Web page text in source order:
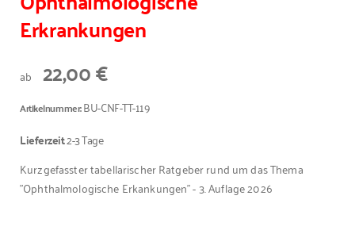
Erkrankungen
ab 22,00 €
Artikelnummer BU-CNF-TT-119
Lieferzeit2-3 Tage
Kurzgefasster tabellarischer Ratgeber rund um das Thema
"Ophthalmologische Erkankungen" - 3. Auflage 2026